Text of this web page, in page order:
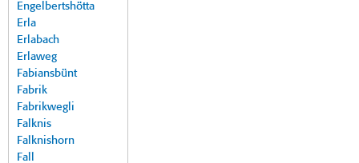
Engelbertshötta
Erla
Erlabach
Erlaweg
Fabiansbünt
Fabrik
Fabrikwegli
Falknis
Falknishorn
Fall